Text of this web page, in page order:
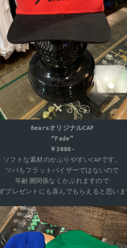
BearsオリジナルCAP
“Fade”
￥3800-
ソフトな素材のかぶりやすいCAPです。
ツバもフラットバイザーではないので
年齢層関係なくかぶれますので
プレゼントにも喜んでもらえると思い